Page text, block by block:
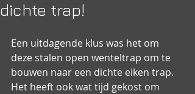
dichte trap!
Een uitdagende klus was het om
deze stalen open wenteltrap om te
bouwen naar een dichte eiken trap.
Het heeft ook wat tijd gekost om